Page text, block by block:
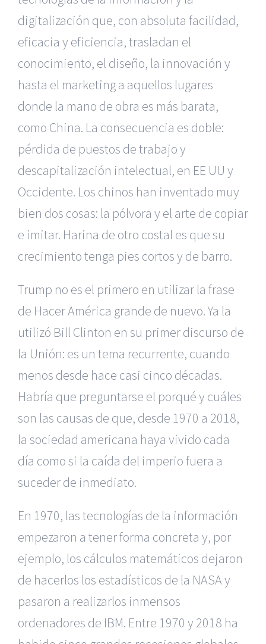
digitalización que, con absoluta facilidad,
eficacia y eficiencia, trasladan el
conocimiento, el diseño, la innovación y
hasta el marketing a aquellos lugares
donde la mano de obra es más barata,
como China. La consecuencia es doble:
pérdida de puestos de trabajo y
descapitalización intelectual, en EE UU y
Occidente. Los chinos han inventado muy
bien dos cosas: la pólvora y el arte de copiar
e imitar. Harina de otro costal es que su
crecimiento tenga pies cortos y de barro.
Trump no es el primero en utilizar la frase
de Hacer América grande de nuevo. Ya la
utilizó Bill Clinton en su primer discurso de
la Unión: es un tema recurrente, cuando
menos desde hace casi cinco décadas.
Habría que preguntarse el porqué y cuáles
son las causas de que, desde 1970 a 2018,
la sociedad americana haya vivido cada
día como si la caída del imperio fuera a
suceder de inmediato.
En 1970, las tecnologías de la información
empezaron a tener forma concreta y, por
ejemplo, los cálculos matemáticos dejaron
de hacerlos los estadísticos de la NASA y
pasaron a realizarlos inmensos
ordenadores de IBM. Entre 1970 y 2018 ha